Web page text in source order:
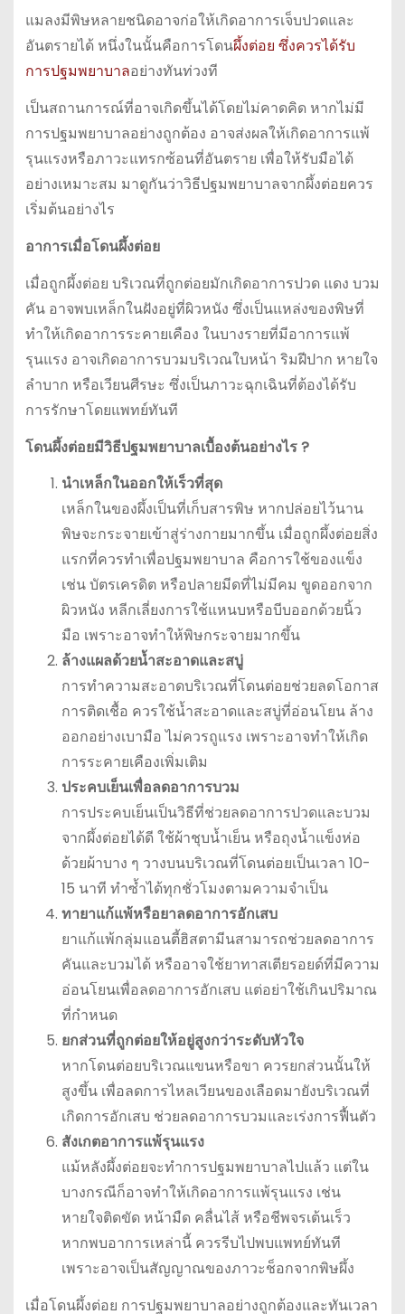
แมลงมีพิษหลายชนิดอาจก่อให้เกิดอาการเจ็บปวดและ
อันตรายได้ หนึ่งในนั้นคือการโดนผึ้งต่อย ซึ่งควรได้รับ
การปฐมพยาบาลอย่างทันท่วงที
เป็นสถานการณ์ที่อาจเกิดขึ้นได้โดยไม่คาดคิด หากไม่มี
การปฐมพยาบาลอย่างถูกต้อง อาจส่งผลให้เกิดอาการแพ้
รุนแรงหรือภาวะแทรกซ้อนที่อันตราย เพื่อให้รับมือได้
อย่างเหมาะสม มาดูกันว่าวิธีปฐมพยาบาลจากผึ้งต่อยควร
เริ่มต้นอย่างไร
อาการเมื่อโดนผึ้งต่อย
เมื่อถูกผึ้งต่อย บริเวณที่ถูกต่อยมักเกิดอาการปวด แดง บวม
คัน อาจพบเหล็กในฝังอยู่ที่ผิวหนัง ซึ่งเป็นแหล่งของพิษที่
ทำให้เกิดอาการระคายเคือง ในบางรายที่มีอาการแพ้
รุนแรง อาจเกิดอาการบวมบริเวณใบหน้า ริมฝีปาก หายใจ
ลำบาก หรือเวียนศีรษะ ซึ่งเป็นภาวะฉุกเฉินที่ต้องได้รับ
การรักษาโดยแพทย์ทันที
โดนผึ้งต่อยมีวิธีปฐมพยาบาลเบื้องต้นอย่างไร ?
นำเหล็กในออกให้เร็วที่สุด
เหล็กในของผึ้งเป็นที่เก็บสารพิษ หากปล่อยไว้นาน
พิษจะกระจายเข้าสู่ร่างกายมากขึ้น เมื่อถูกผึ้งต่อยสิ่ง
แรกที่ควรทำเพื่อปฐมพยาบาล คือการใช้ของแข็ง
เช่น บัตรเครดิต หรือปลายมีดที่ไม่มีคม ขูดออกจาก
ผิวหนัง หลีกเลี่ยงการใช้แหนบหรือบีบออกด้วยนิ้ว
มือ เพราะอาจทำให้พิษกระจายมากขึ้น
ล้างแผลด้วยน้ำสะอาดและสบู่
การทำความสะอาดบริเวณที่โดนต่อยช่วยลดโอกาส
การติดเชื้อ ควรใช้น้ำสะอาดและสบู่ที่อ่อนโยน ล้าง
ออกอย่างเบามือ ไม่ควรถูแรง เพราะอาจทำให้เกิด
การระคายเคืองเพิ่มเติม
ประคบเย็นเพื่อลดอาการบวม
การประคบเย็นเป็นวิธีที่ช่วยลดอาการปวดและบวม
จากผึ้งต่อยได้ดี ใช้ผ้าชุบน้ำเย็น หรือถุงน้ำแข็งห่อ
ด้วยผ้าบาง ๆ วางบนบริเวณที่โดนต่อยเป็นเวลา 10-
15 นาที ทำซ้ำได้ทุกชั่วโมงตามความจำเป็น
ทายาแก้แพ้หรือยาลดอาการอักเสบ
ยาแก้แพ้กลุ่มแอนตี้ฮิสตามีนสามารถช่วยลดอาการ
คันและบวมได้ หรืออาจใช้ยาทาสเตียรอยด์ที่มีความ
อ่อนโยนเพื่อลดอาการอักเสบ แต่อย่าใช้เกินปริมาณ
ที่กำหนด
ยกส่วนที่ถูกต่อยให้อยู่สูงกว่าระดับหัวใจ
หากโดนต่อยบริเวณแขนหรือขา ควรยกส่วนนั้นให้
สูงขึ้น เพื่อลดการไหลเวียนของเลือดมายังบริเวณที่
เกิดการอักเสบ ช่วยลดอาการบวมและเร่งการฟื้นตัว
สังเกตอาการแพ้รุนแรง
แม้หลังผึ้งต่อยจะทำการปฐมพยาบาลไปแล้ว แต่ใน
บางกรณีก็อาจทำให้เกิดอาการแพ้รุนแรง เช่น
หายใจติดขัด หน้ามืด คลื่นไส้ หรือชีพจรเต้นเร็ว
หากพบอาการเหล่านี้ ควรรีบไปพบแพทย์ทันที
เพราะอาจเป็นสัญญาณของภาวะช็อกจากพิษผึ้ง
เมื่อโดนผึ้งต่อย การปฐมพยาบาลอย่างถูกต้องและทันเวลา